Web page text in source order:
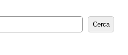
e
Cerca